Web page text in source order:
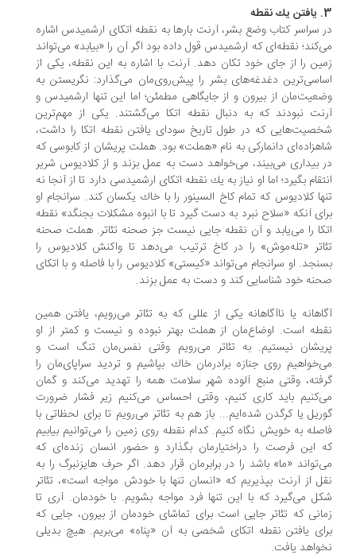
سراسر كتاب وضع بشر، آرنت بارها به نقطه اتكای ارشمیدس اشاره
نقطه‌ای كه ارشمیدس قول داده بود اگر آن را «بیابد» می‌تواند
را از جای خود تكان دهد. آرنت با اشاره به این نقطه، یكی از
دغدغه‌های بشر را پیش‌روی‌مان می‌گذارد: نگریستن به
از بیرون و از جایگاهی مطمئن؛ اما این تنها ارشمیدس و
نبودند كه به دنبال نقطه اتكا ‌می‌گشتند. یكی از مهم‌ترین
كه در طول تاریخ سودای یافتن نقطه اتكا را داشت،
دانماركی به نام «هملت» بود. هملت پریشان از كابوسی كه
بیداری می‌بیند، می‌خواهد دست به عمل بزند و از كلادیوس شریر
بگیرد؛ اما او نیاز به یك نقطه اتكای ارشمیدسی دارد تا از آنجا نه
كلادیوس كه تمام كاخ السینور را با خاك یكسان كند. سرانجام او
آنكه «سلاح نبرد به دست گیرد تا با انبوه مشكلات بجنگد» نقطه
را می‌یابد و آن نقطه جایی نیست جز صحنه تئاتر. هملت صحنه
«تله‌موش» را در كاخ ترتیب می‌دهد تا واكنش كلادیوس را
او سرانجام می‌تواند «كیستی» كلادیوس را با فاصله و با اتكای
خود شناسایی كند و دست به عمل بزند.
یا ناآگاهانه یكی از عللی كه به تئاتر می‌رویم، یافتن همین
است. اوضاع‌مان از هملت بهتر نبوده و نیست و كمتر از او
نیستیم. به تئاتر می‌رویم وقتی نفس‌مان تنگ است و
روی جنازه برادرمان خاك بپاشیم و تردید سراپای‌مان را
وقتی منبع آلوده شهر سلامت همه را تهدید می‌كند و گمان
باید كاری كنیم، وقتی احساس می‌كنیم زیر فشار ضرورت
یا كرگدن شده‌ایم... باز هم به تئاتر می‌رویم تا برای لحظاتی با
به خویش نگاه كنیم. كدام نقطه‌ روی زمین را می‌توانیم بیابیم
این فرصت را دراختیارمان بگذارد و حضور انسان زنده‌ای كه
«ما» باشد را در برابرمان قرار دهد. اگر حرف هایزنبرگ را به
از آرنت بپذیریم كه «انسان تنها با خودش مواجه است»، تئاتر
می‌گیرد كه با این تنها فرد مواجه بشویم. با خودمان. آری تا
كه تئاتر جایی است برای تماشای خودمان از بیرون، جایی كه
یافتن نقطه اتكای شخصی به آن «پناه» می‌بریم. هیچ بدیلی
یافت.